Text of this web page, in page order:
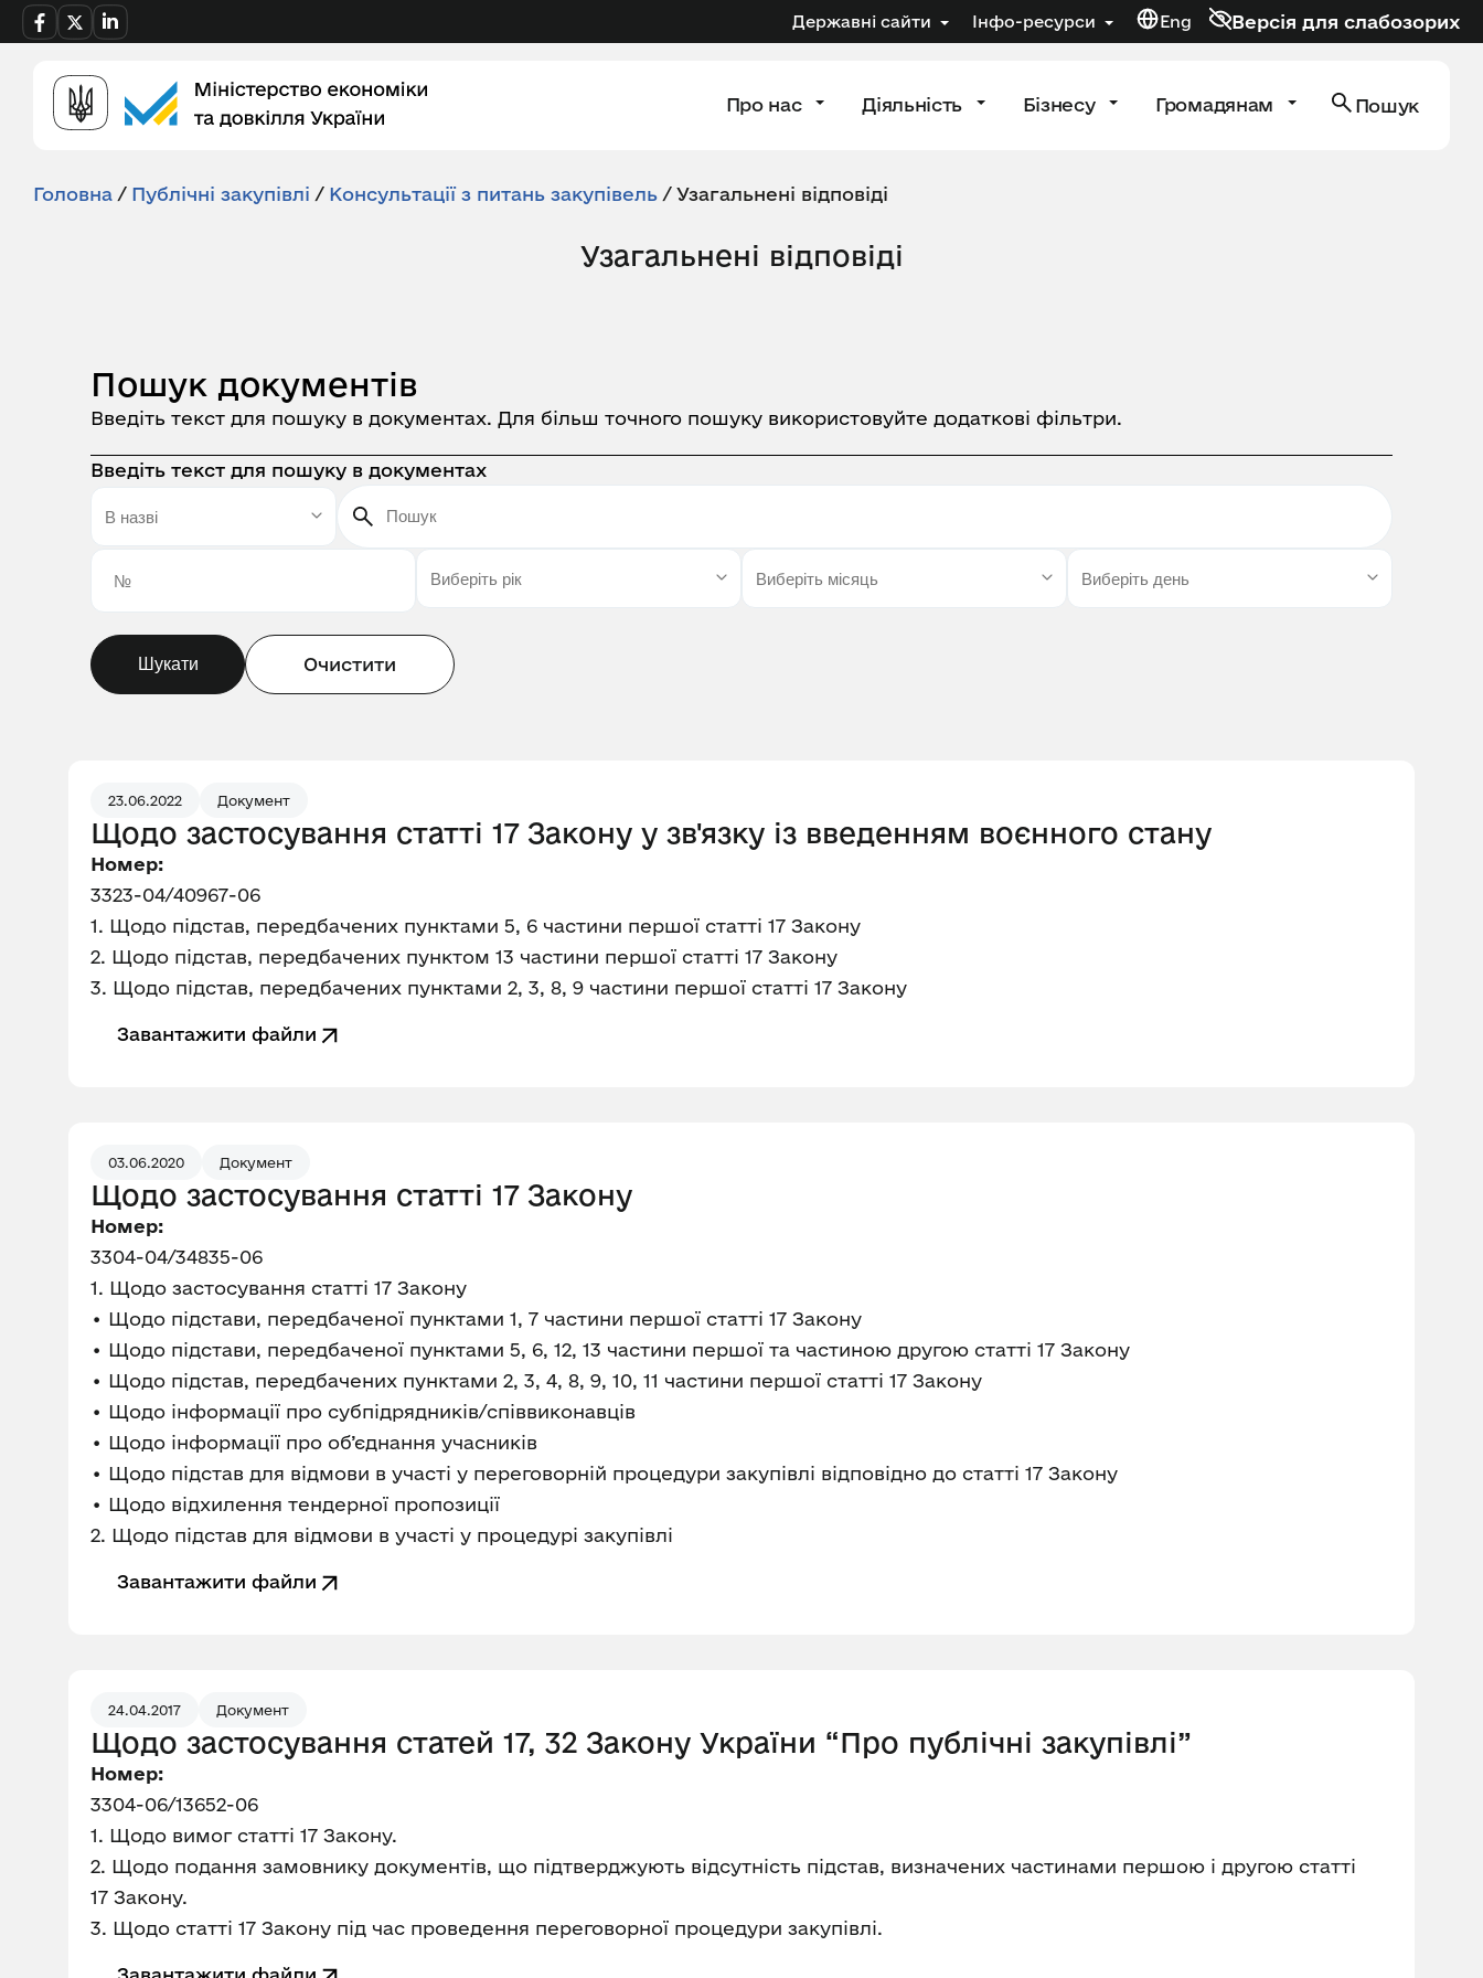
Державні сайти Інфо-ресурси Eng Версія для слабозорих
Про нас Діяльність Бізнесу Громадянам Пошук
Головна / Публічні закупівлі / Консультації з питань закупівель / Узагальнені відповіді
Узагальнені відповіді
Пошук документів
Введіть текст для пошуку в документах. Для більш точного пошуку використовуйте додаткові фільтри.
Введіть текст для пошуку в документах
Шукати Очистити
23.06.2022 Документ
Щодо застосування статті 17 Закону у зв'язку із введенням воєнного стану
Номер:
3323-04/40967-06
1. Щодо підстав, передбачених пунктами 5, 6 частини першої статті 17 Закону
2. Щодо підстав, передбачених пунктом 13 частини першої статті 17 Закону
3. Щодо підстав, передбачених пунктами 2, 3, 8, 9 частини першої статті 17 Закону
Завантажити файли
03.06.2020 Документ
Щодо застосування статті 17 Закону
Номер:
3304-04/34835-06
1. Щодо застосування статті 17 Закону
• Щодо підстави, передбаченої пунктами 1, 7 частини першої статті 17 Закону
• Щодо підстави, передбаченої пунктами 5, 6, 12, 13 частини першої та частиною другою статті 17 Закону
• Щодо підстав, передбачених пунктами 2, 3, 4, 8, 9, 10, 11 частини першої статті 17 Закону
• Щодо інформації про субпідрядників/співвиконавців
• Щодо інформації про об’єднання учасників
• Щодо підстав для відмови в участі у переговорній процедури закупівлі відповідно до статті 17 Закону
• Щодо відхилення тендерної пропозиції
2. Щодо підстав для відмови в участі у процедурі закупівлі
Завантажити файли
24.04.2017 Документ
Щодо застосування статей 17, 32 Закону України “Про публічні закупівлі”
Номер:
3304-06/13652-06
1. Щодо вимог статті 17 Закону.
2. Щодо подання замовнику документів, що підтверджують відсутність підстав, визначених частинами першою і другою статті
17 Закону.
3. Щодо статті 17 Закону під час проведення переговорної процедури закупівлі.